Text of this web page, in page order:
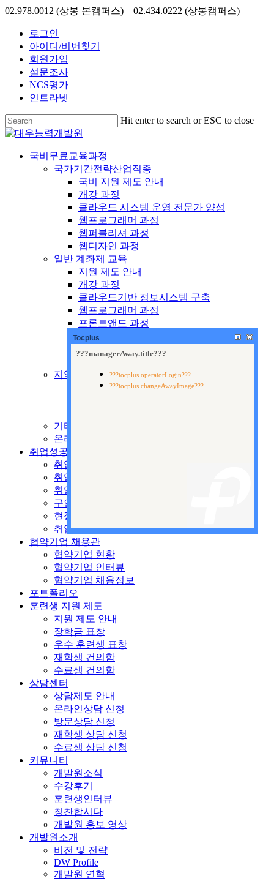
Skip
main
content
02.978.0012 (상봉 본캠퍼스) 02.434.0222 (상봉캠퍼스)
로그인
아이디/비번찾기
회원가입
설문조사
NCS평가
인트라넷
Hit enter to search or ESC to close
Close
search
Menu
국비무료교육과정
국가기간전략산업직종
국비 지원 제도 안내
개강 과정
클라우드 시스템 운영 전문가 양성
웹프로그래머 과정
웹퍼블리셔 과정
웹디자인 과정
일반 계좌제 교육
지원 제도 안내
개강 과정
클라우드기반 정보시스템 구축
웹프로그래머 과정
프론트앤드 과정
웹퍼블리셔 과정
웹디자인 과정
출판 기획 및 편집
지역산업맞춤형교육
제도 안내
기타 국비교육
온라인 수강신청
취업성공지원센터
취업지원시스템
취업안내
취업자료실
구인공고
현장 전문가 특강
취업현황
협약기업 채용관
협약기업 현황
협약기업 인터뷰
협약기업 채용정보
포트폴리오
훈련생 지원 제도
지원 제도 안내
장학금 표창
우수 훈련생 표창
재학생 건의함
수료생 건의함
상담센터
상담제도 안내
온라인상담 신청
방문상담 신청
재학생 상담 신청
수료생 상담 신청
커뮤니티
개발원소식
수강후기
훈련생인터뷰
칭찬합시다
개발원 홍보 영상
개발원소개
비전 및 전략
DW Profile
개발원 연혁
Tocplus